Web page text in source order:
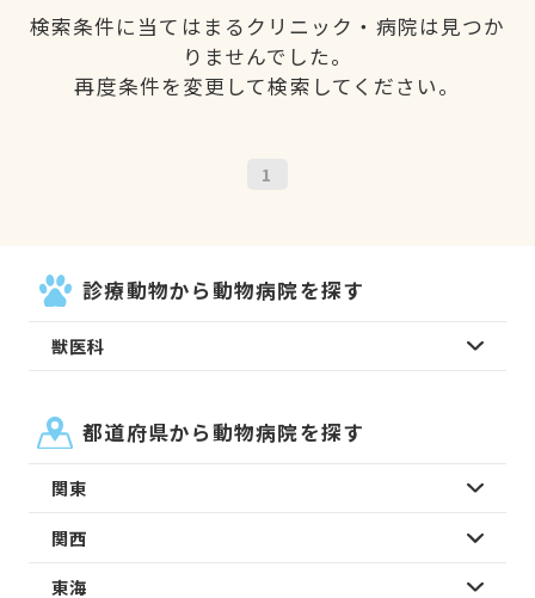
検索条件に当てはまるクリニック・病院は見つか
りませんでした。
再度条件を変更して検索してください。
1
診療動物から動物病院を探す
獣医科
都道府県から動物病院を探す
関東
関西
東海